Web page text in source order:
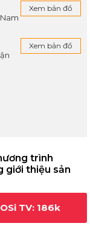
Xem bản đồ
Xem bản đồ
trình
giới thiệu sản
TV: 186k